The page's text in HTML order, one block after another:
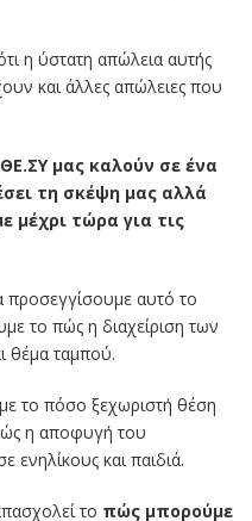
η ύστατη απώλεια αυτής
και άλλες απώλειες που
μας καλούν σε ένα
τη σκέψη μας αλλά
μέχρι τώρα για τις
προσεγγίσουμε αυτό το
το πώς η διαχείριση των
θέμα ταμπού.
το πόσο ξεχωριστή θέση
η αποφυγή του
και παιδιά.
το πώς μπορούμε